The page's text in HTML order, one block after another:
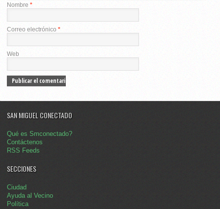
Nombre *
Correo electrónico *
Web
SAN MIGUEL CONECTADO
Qué es Smconectado?
Contáctenos
RSS Feeds
SECCIONES
Ciudad
Ayuda al Vecino
Política